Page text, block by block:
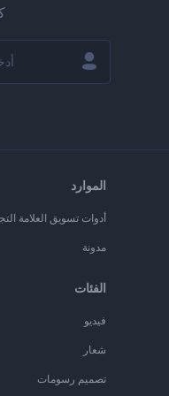
الموارد
أدوات تسويق العلامة
مدونة
الفئات
فيديو
شعار
تصميم رسومات